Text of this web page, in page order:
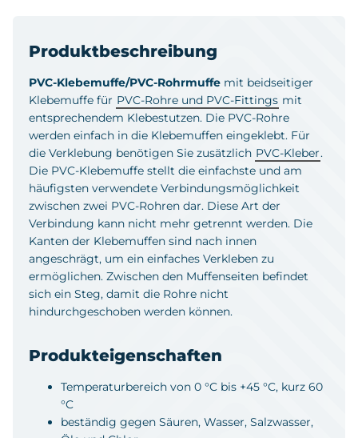
Produktbeschreibung
PVC-Klebemuffe/PVC-Rohrmuffe mit beidseitiger
Klebemuffe für PVC-Rohre und PVC-Fittings mit
entsprechendem Klebestutzen. Die PVC-Rohre
werden einfach in die Klebemuffen eingeklebt. Für
die Verklebung benötigen Sie zusätzlich PVC-Kleber.
Die PVC-Klebemuffe stellt die einfachste und am
häufigsten verwendete Verbindungsmöglichkeit
zwischen zwei PVC-Rohren dar. Diese Art der
Verbindung kann nicht mehr getrennt werden. Die
Kanten der Klebemuffen sind nach innen
angeschrägt, um ein einfaches Verkleben zu
ermöglichen. Zwischen den Muffenseiten befindet
sich ein Steg, damit die Rohre nicht
hindurchgeschoben werden können.
Produkteigenschaften
Temperaturbereich von 0 °C bis +45 °C, kurz 60
°C
beständig gegen Säuren, Wasser, Salzwasser,